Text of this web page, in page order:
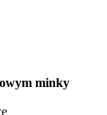
minky